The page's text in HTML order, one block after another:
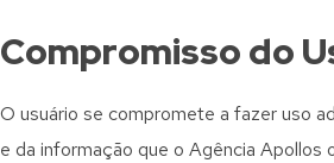
Compromisso do
O usuário se compromete a fazer uso
e da informação que o Agência Apollos